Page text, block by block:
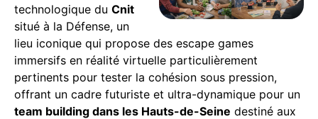
technologique du Cnit
situé à la Défense, un
lieu iconique qui propose des escape games
immersifs en réalité virtuelle particulièrement
pertinents pour tester la cohésion sous pression,
offrant un cadre futuriste et ultra-dynamique pour un
team building dans les Hauts-de-Seine destiné aux